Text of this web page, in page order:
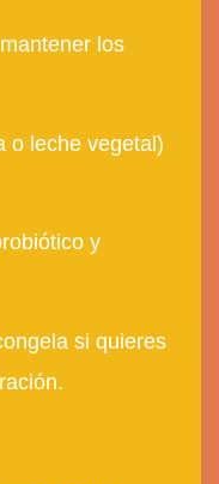
los
o leche vegetal)
y
si quieres